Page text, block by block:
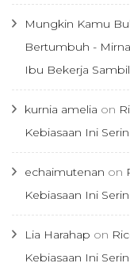
Mungkin Kamu
Bertumbuh -
Ibu Bekerja
kurnia amelia on
Kebiasaan Ini
echaimutenan on
Kebiasaan Ini
Lia Harahap on
Kebiasaan Ini